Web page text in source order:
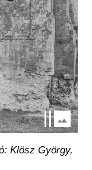
Klösz György,